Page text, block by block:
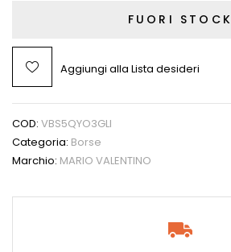
FUORI STOCK
Aggiungi alla Lista desideri
COD: VBS5QYO3GLI
Categoria: Borse
Marchio: MARIO VALENTINO